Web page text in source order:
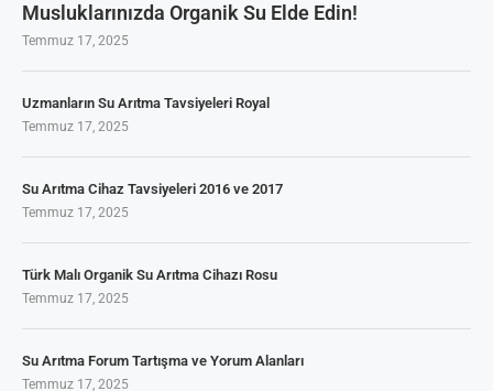
Musluklarınızda Organik Su Elde Edin!
Temmuz 17, 2025
Uzmanların Su Arıtma Tavsiyeleri Royal
Temmuz 17, 2025
Su Arıtma Cihaz Tavsiyeleri 2016 ve 2017
Temmuz 17, 2025
Türk Malı Organik Su Arıtma Cihazı Rosu
Temmuz 17, 2025
Su Arıtma Forum Tartışma ve Yorum Alanları
Temmuz 17, 2025